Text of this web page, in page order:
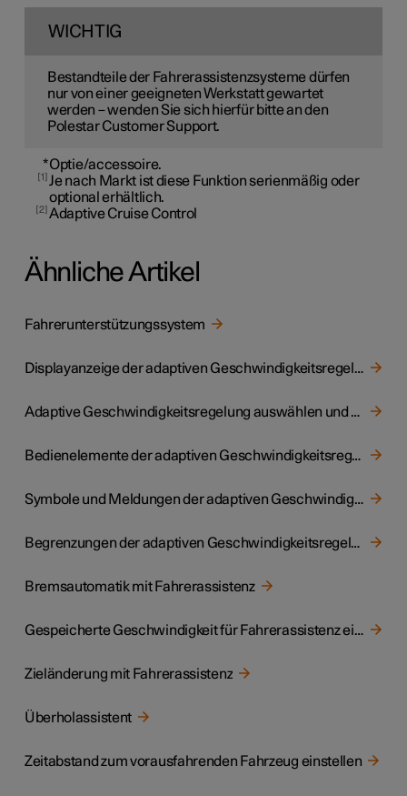
WICHTIG
Bestandteile der Fahrerassistenzsysteme dürfen
nur von einer geeigneten Werkstatt gewartet
werden – wenden Sie sich hierfür bitte an den
Polestar Customer Support.
*Optie/accessoire.
1 Je nach Markt ist diese Funktion serienmäßig oder
optional erhältlich.
2 Adaptive Cruise Control
Ähnliche Artikel
Fahrerunterstützungssystem
Displayanzeige der adaptiven Geschwindigkeitsregelung
Adaptive Geschwindigkeitsregelung auswählen und aktivieren
Bedienelemente der adaptiven Geschwindigkeitsregelung
Symbole und Meldungen der adaptiven Geschwindigkeitsregelung
Begrenzungen der adaptiven Geschwindigkeitsregelung
Bremsautomatik mit Fahrerassistenz
Gespeicherte Geschwindigkeit für Fahrerassistenz einstellen
Zieländerung mit Fahrerassistenz
Überholassistent
Zeitabstand zum vorausfahrenden Fahrzeug einstellen